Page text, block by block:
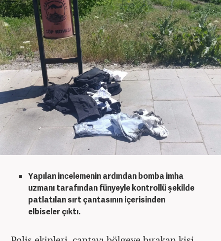
Yapılan incelemenin ardından bomba imha
uzmanı tarafından fünyeyle kontrollü şekilde
patlatılan sırt çantasının içerisinden
elbiseler çıktı.